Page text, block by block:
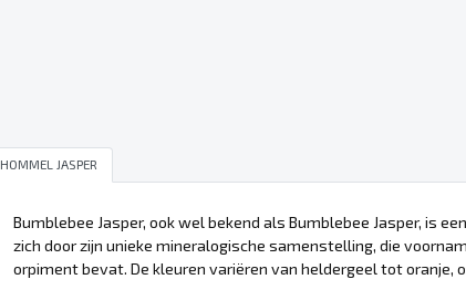
HOMMEL JASPER
Bumblebee Jasper, ook wel bekend als Bumblebee Jasper, is
zich door zijn unieke mineralogische samenstelling, die
orpiment bevat. De kleuren variëren van heldergeel tot oranje,